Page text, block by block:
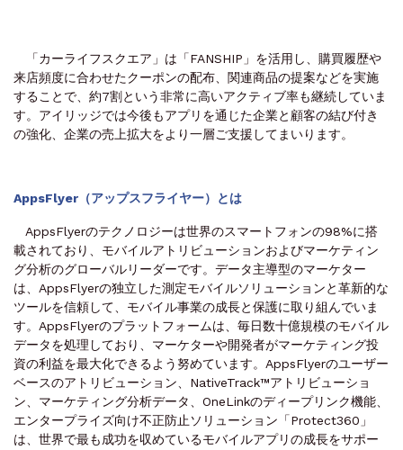
「カーライフスクエア」は「FANSHIP」を活用し、購買履歴や
来店頻度に合わせたクーポンの配布、関連商品の提案などを実施
することで、約7割という非常に高いアクティブ率も継続していま
す。アイリッジでは今後もアプリを通じた企業と顧客の結び付き
の強化、企業の売上拡大をより一層ご支援してまいります。
AppsFlyer（アップスフライヤー）とは
AppsFlyerのテクノロジーは世界のスマートフォンの98%に搭
載されており、モバイルアトリビューションおよびマーケティン
グ分析のグローバルリーダーです。データ主導型のマーケター
は、AppsFlyerの独立した測定モバイルソリューションと革新的な
ツールを信頼して、モバイル事業の成長と保護に取り組んでいま
す。AppsFlyerのプラットフォームは、毎日数十億規模のモバイル
データを処理しており、マーケターや開発者がマーケティング投
資の利益を最大化できるよう努めています。AppsFlyerのユーザー
ベースのアトリビューション、NativeTrack™アトリビューショ
ン、マーケティング分析データ、OneLinkのディープリンク機能、
エンタープライズ向け不正防止ソリューション「Protect360」
は、世界で最も成功を収めているモバイルアプリの成長をサポー